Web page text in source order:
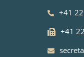
+41
+41